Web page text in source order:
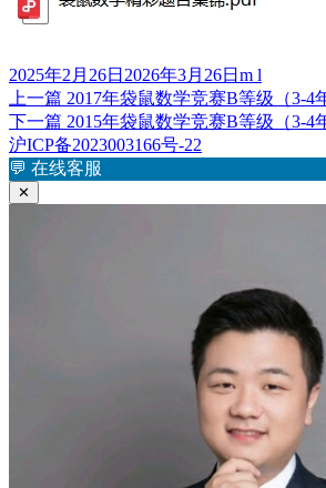
发
布
于
2025年2月26日 2026年3月26日 作
者
m l
文
章
导
航
上一篇 上
篇
文
章：
2017年袋鼠数学竞赛B等级（3-4
下一篇 下
篇
文
2015年袋鼠数学竞赛B等级（3-4
沪ICP备2023003166号-22
💬 在线客服
✕